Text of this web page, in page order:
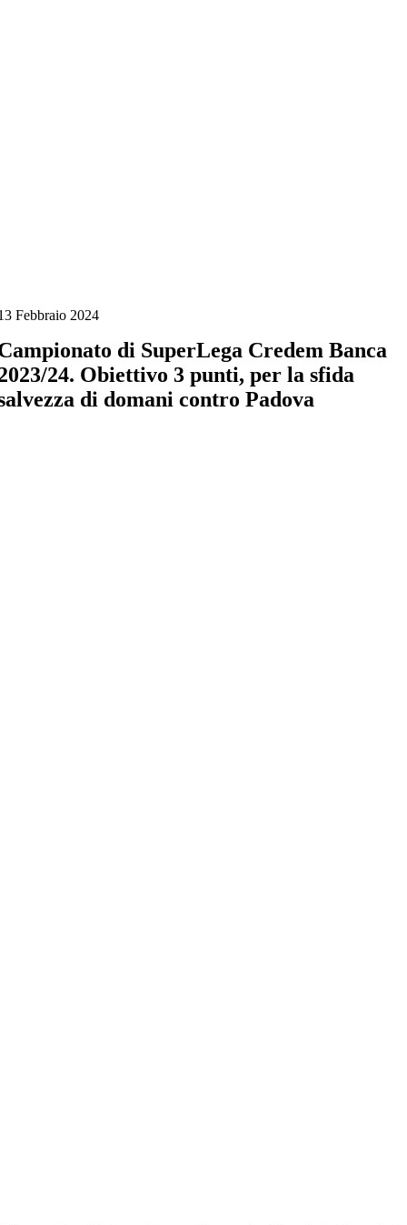
Febbraio 2024
di SuperLega Credem Banca
24. Obiettivo 3 punti, per la sfida
di domani contro Padova